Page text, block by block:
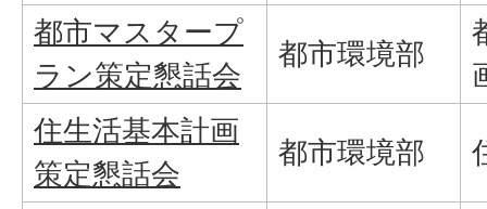
都市マスタープ
ラン策定懇話会
都市環境部
住生活基本計画
策定懇話会
都市環境部